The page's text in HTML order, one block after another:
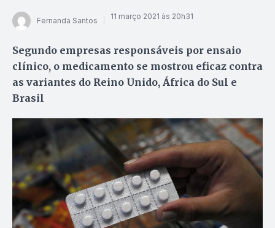
Fernanda Santos 11 março 2021 às 20h31
Segundo empresas responsáveis por ensaio
clínico, o medicamento se mostrou eficaz contra
as variantes do Reino Unido, África do Sul e
Brasil